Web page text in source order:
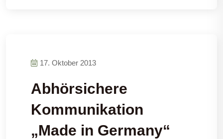
17. Oktober 2013
Abhörsichere
Kommunikation
„Made in Germany“